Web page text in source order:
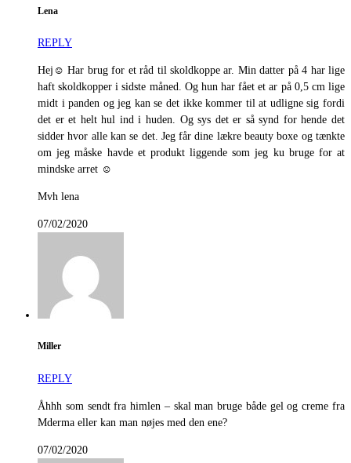
Lena
REPLY
Hej☺️ Har brug for et råd til skoldkoppe ar. Min datter på 4 har lige
haft skoldkopper i sidste måned. Og hun har fået et ar på 0,5 cm lige
midt i panden og jeg kan se det ikke kommer til at udligne sig fordi
det er et helt hul ind i huden. Og sys det er så synd for hende det
sidder hvor alle kan se det. Jeg får dine lækre beauty boxe og tænkte
om jeg måske havde et produkt liggende som jeg ku bruge for at
mindske arret ☺️
Mvh lena
07/02/2020
Miller
REPLY
Åhhh som sendt fra himlen – skal man bruge både gel og creme fra
Mderma eller kan man nøjes med den ene?
07/02/2020